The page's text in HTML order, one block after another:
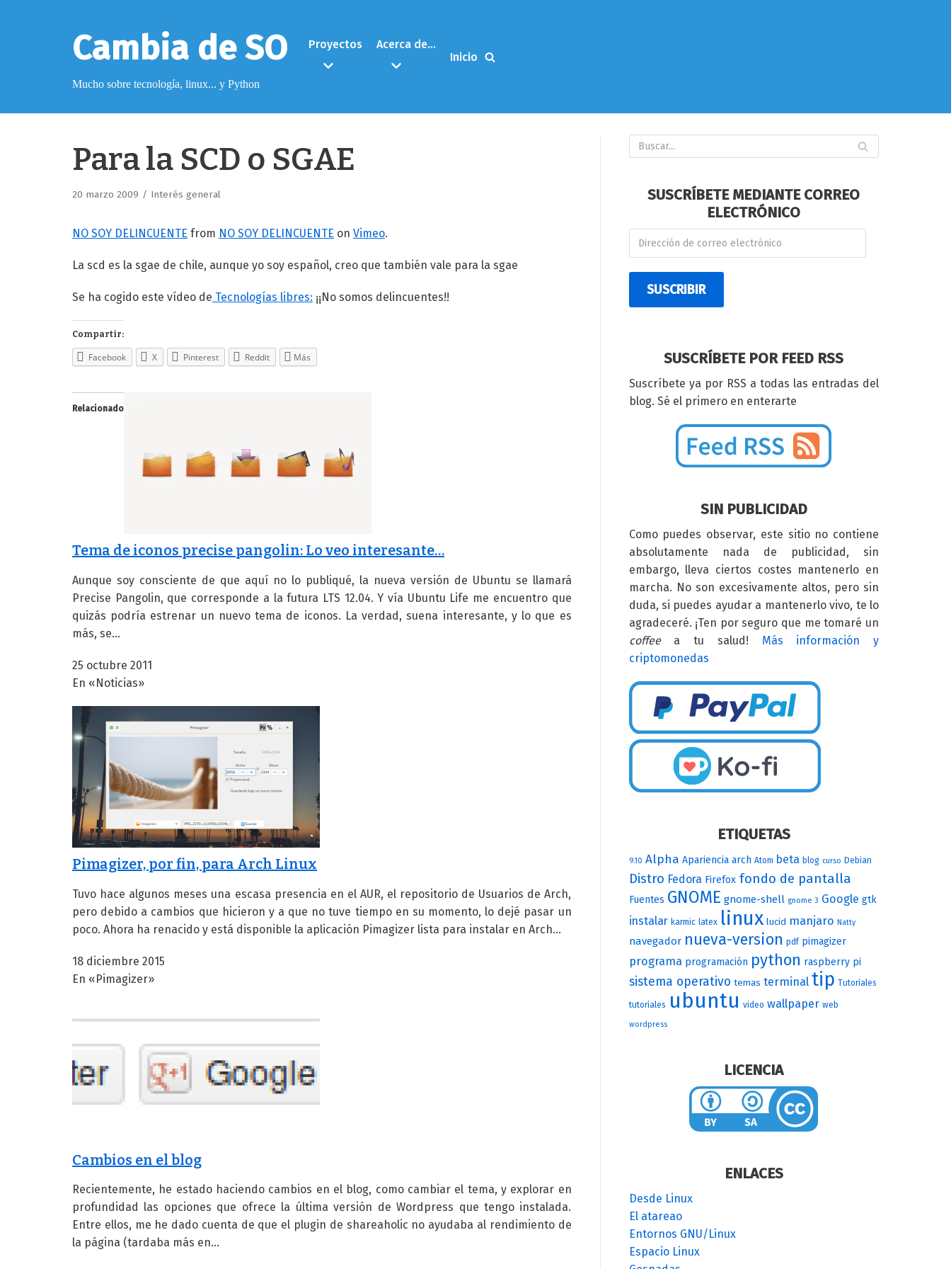
Cambia de SO
Mucho sobre tecnología, linux... y Python
Proyectos
Acerca de…
Inicio
Política de protección de datos
Para la SCD o SGAE
20 marzo 2009 Interés general
NO SOY DELINCUENTE from NO SOY DELINCUENTE on Vimeo.
La scd es la sgae de chile, aunque yo soy español, creo que también vale para la sgae
Se ha cogido este vídeo de Tecnologías libres: ¡¡No somos delincuentes!!
Compartir:
Facebook X Pinterest Reddit Más
Relacionado
Tema de iconos precise pangolin: Lo veo interesante…
Aunque soy consciente de que aquí no lo publiqué, la nueva versión de Ubuntu se llamará
Precise Pangolin, que corresponde a la futura LTS 12.04. Y vía Ubuntu Life me encuentro que
quizás podría estrenar un nuevo tema de iconos. La verdad, suena interesante, y lo que es
más, se…
25 octubre 2011
En «Noticias»
Pimagizer, por fin, para Arch Linux
Tuvo hace algunos meses una escasa presencia en el AUR, el repositorio de Usuarios de Arch,
pero debido a cambios que hicieron y a que no tuve tiempo en su momento, lo dejé pasar un
poco. Ahora ha renacido y está disponible la aplicación Pimagizer lista para instalar en Arch…
18 diciembre 2015
En «Pimagizer»
Cambios en el blog
Recientemente, he estado haciendo cambios en el blog, como cambiar el tema, y explorar en
profundidad las opciones que ofrece la última versión de Wordpress que tengo instalada.
Entre ellos, me he dado cuenta de que el plugin de shareaholic no ayudaba al rendimiento de
la página (tardaba más en…
SUSCRÍBETE MEDIANTE CORREO
ELECTRÓNICO
SUSCRIBIR
SUSCRÍBETE POR FEED RSS
Suscríbete ya por RSS a todas las entradas del
blog. Sé el primero en enterarte
SIN PUBLICIDAD
Como puedes observar, este sitio no contiene
absolutamente nada de publicidad, sin
embargo, lleva ciertos costes mantenerlo en
marcha. No son excesivamente altos, pero sin
duda, si puedes ayudar a mantenerlo vivo, te lo
agradeceré. ¡Ten por seguro que me tomaré un
coffeea tu salud! Más información y
criptomonedas
ETIQUETAS
9.10 Alpha Apariencia arch Atom beta blog curso Debian
Distro Fedora Firefox fondo de pantalla
Fuentes GNOME gnome-shell gnome 3 Google gtk
instalar karmic latex linux lucid manjaro Natty
navegador nueva-version pdf pimagizer
programa programación python raspberry pi
sistema operativo temas terminal tip Tutoriales
tutoriales ubuntu video wallpaper web
wordpress
LICENCIA
ENLACES
Desde Linux
El atareao
Entornos GNU/Linux
Espacio Linux